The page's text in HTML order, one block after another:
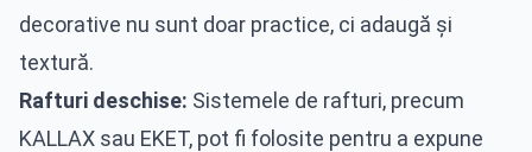
decorative nu sunt doar practice, ci adaugă și
textură.
Rafturi deschise: Sistemele de rafturi, precum
KALLAX sau EKET, pot fi folosite pentru a expune